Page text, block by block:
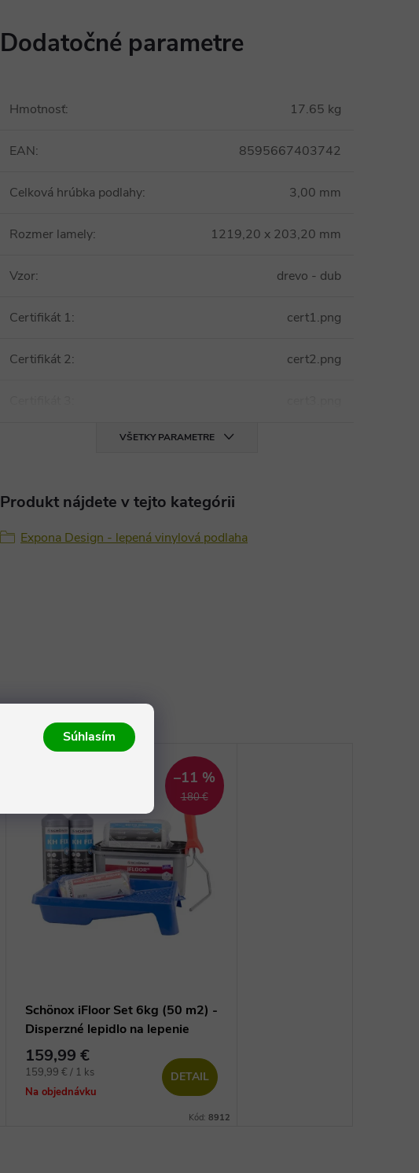
Súhlasím
Dodatočné parametre
Hmotnosť: 17.65 kg
EAN: 8595667403742
Celková hrúbka podlahy: 3,00 mm
Rozmer lamely: 1219,20 x 203,20 mm
Vzor: drevo - dub
Certifikát 1: cert1.png
Certifikát 2: cert2.png
VŠETKY PARAMETRE
Produkt nájdete v tejto kategórii
Expona Design - lepená vinylová podlaha
180 €
–11 %
Schönox iFloor Set 6kg (50 m2) -
Disperzné lepidlo na lepenie
vinylových dielcov
159,99 €
Jednotková
cena:
159,99 € / 1 ks
Na objednávku
DETAIL
Kód: 8912